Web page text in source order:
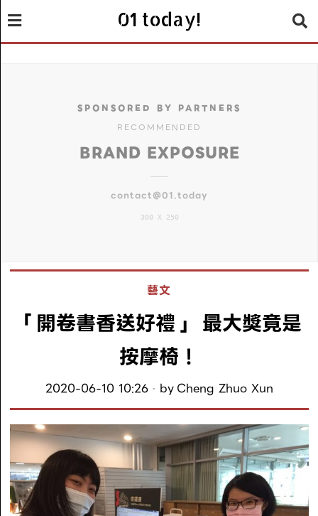
01 today!
SPONSORED BY PARTNERS
RECOMMENDED
BRAND EXPOSURE
contact@01.today
300 X 250
藝文
「開卷書香送好禮」 最大獎竟是
按摩椅！
2020-06-10 10:26 by Cheng Zhuo Xun